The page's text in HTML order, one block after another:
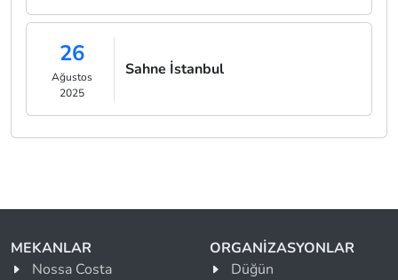
26
Ağustos
2025
Sahne İstanbul
MEKANLAR
Nossa Costa
ORGANİZASYONLAR
Düğün